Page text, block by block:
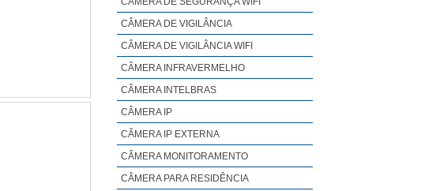
CÂMERA DE VIGILÂNCIA
CÂMERA DE VIGILÂNCIA WIFI
CÂMERA INFRAVERMELHO
CÂMERA INTELBRAS
CÂMERA IP
CÂMERA IP EXTERNA
CÂMERA MONITORAMENTO
CÂMERA PARA RESIDÊNCIA